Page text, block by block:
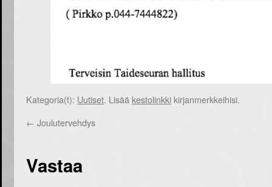
Kategoria(t): Uutiset. Lisää kestolinkki kirjanmerkkeihisi.
← Joulutervehdys
Vastaa